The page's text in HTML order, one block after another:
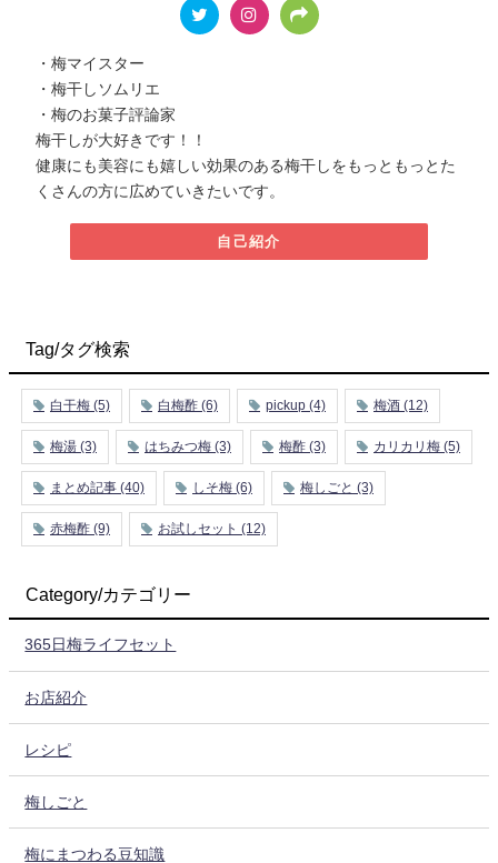
・梅マイスター
・梅干しソムリエ
・梅のお菓子評論家
梅干しが大好きです！！
健康にも美容にも嬉しい効果のある梅干しをもっともっとた
くさんの方に広めていきたいです。
自己紹介
Tag/タグ検索
白干梅 (5) 白梅酢 (6) pickup (4) 梅酒 (12)
梅湯 (3) はちみつ梅 (3) 梅酢 (3) カリカリ梅 (5)
まとめ記事 (40) しそ梅 (6) 梅しごと (3)
赤梅酢 (9) お試しセット (12)
Category/カテゴリー
365日梅ライフセット
お店紹介
レシピ
梅しごと
梅にまつわる豆知識